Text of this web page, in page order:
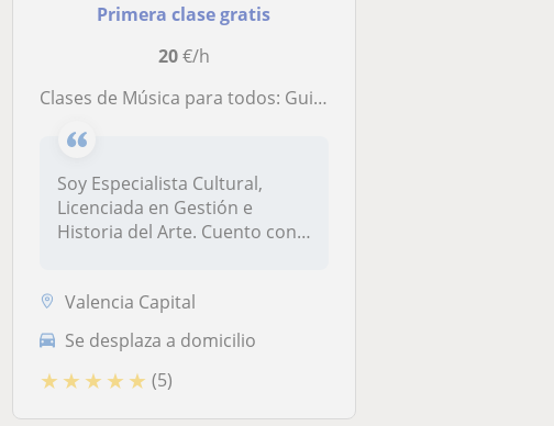
Primera clase gratis
20€/h
Clases de Música para todos: Guitarra, Ukelele, Piano, Flauta Dulce y mucho más!
Soy Especialista Cultural,
Licenciada en Gestión e
Historia del Arte. Cuento con
Valencia Capital
Se desplaza a domicilio
★ ★ ★ ★ ★ (5)